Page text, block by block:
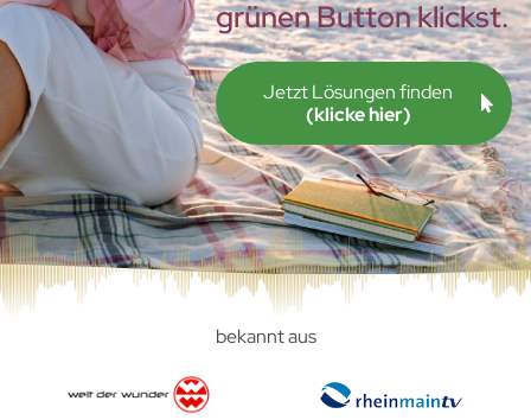
grünen Button klickst.
Jetzt Lösungen finden
(klicke hier)
bekannt aus